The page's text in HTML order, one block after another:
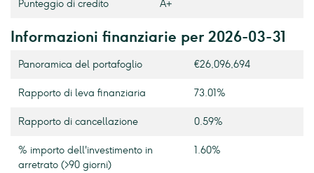
Punteggio di credito A+
Informazioni finanziarie per 2026-03-31
Panoramica del portafoglio €26,096,694
Rapporto di leva finanziaria 73.01%
Rapporto di cancellazione 0.59%
% importo dell'investimento in
arretrato (>90 giorni)
1.60%